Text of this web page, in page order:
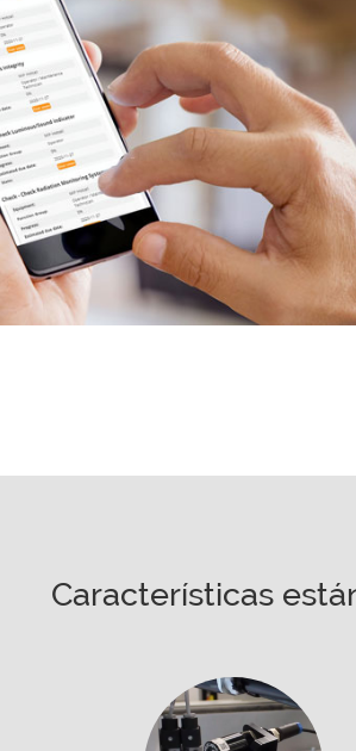
Características